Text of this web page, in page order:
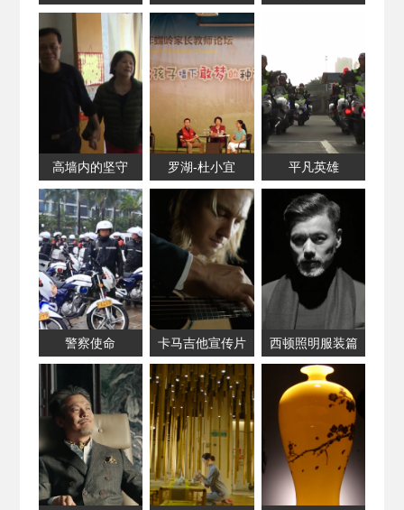
高墙内的坚守 罗湖-杜小宜 平凡英雄
警察使命 卡马吉他宣传片 西顿照明服装篇